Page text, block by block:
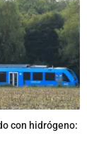
con hidrógeno: